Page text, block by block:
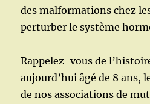
des malformations chez
perturber le système
Rappelez-vous de
aujourd’hui âgé de 8 ans,
de nos associations de